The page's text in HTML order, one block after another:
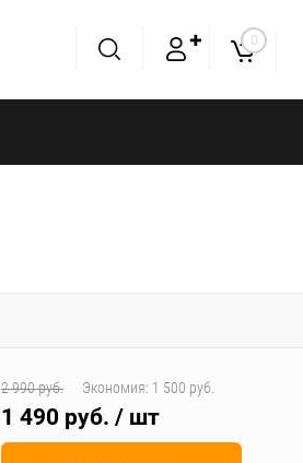
✚ 0
2 990 руб. Экономия: 1 500 руб.
1 490 руб. / шт